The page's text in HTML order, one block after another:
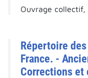
Ouvrage collectif,
Répertoire
France. -
Corrections et